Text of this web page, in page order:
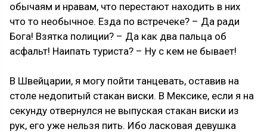
обычаям и нравам, что перестают находить в них
что то необычное. Езда по встречеке? – Да ради
Бога! Взятка полиции? – Да как два пальца об
асфальт! Наипать туриста? – Ну с кем не бывает!
В Швейцарии, я могу пойти танцевать, оставив на
столе недопитый стакан виски. В Мексике, если я на
секунду отвернулся не выпуская стакан виски из
рук, его уже нельзя пить. Ибо ласковая девушка